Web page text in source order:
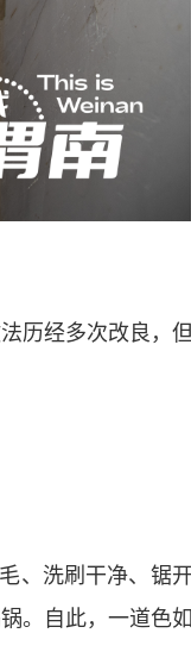
历经多次改良，
、洗刷干净、锯
。自此，一道色